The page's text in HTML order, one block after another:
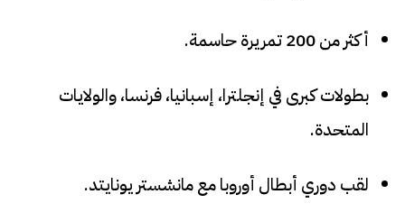
أكثر من 200 تمريرة حاسمة.
بطولات كبرى في إنجلترا، إسبانيا، فرنسا، والولايات
المتحدة.
لقب دوري أبطال أوروبا مع مانشستر يونايتد.